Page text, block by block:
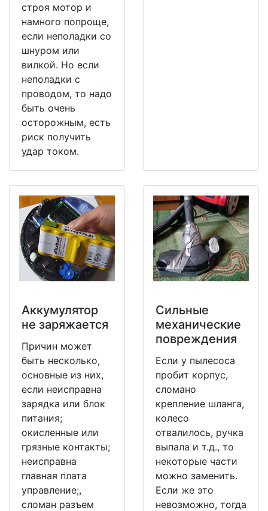
строя мотор и
намного попроще,
если неполадки со
шнуром или
вилкой. Но если
неполадки с
проводом, то надо
быть очень
осторожным, есть
риск получить
удар током.
Аккумулятор
не заряжается
Причин может
быть несколько,
основные из них,
если неисправна
зарядка или блок
питания;
окисленные или
грязные контакты;
неисправна
главная плата
управление;,
сломан разъем
Сильные
механические
повреждения
Если у пылесоса
пробит корпус,
сломано
крепление шланга,
колесо
отвалилось, ручка
выпала и т.д., то
некоторые части
можно заменить.
Если же это
невозможно, тогда